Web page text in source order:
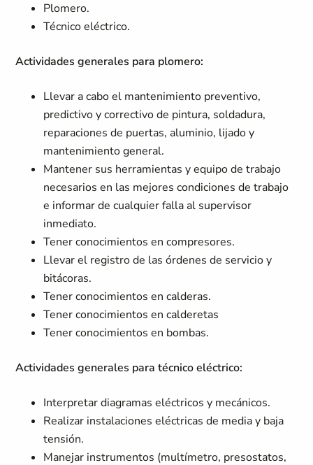
Plomero.
Técnico eléctrico.
Actividades generales para plomero:
Llevar a cabo el mantenimiento preventivo,
predictivo y correctivo de pintura, soldadura,
reparaciones de puertas, aluminio, lijado y
mantenimiento general.
Mantener sus herramientas y equipo de trabajo
necesarios en las mejores condiciones de trabajo
e informar de cualquier falla al supervisor
inmediato.
Tener conocimientos en compresores.
Llevar el registro de las órdenes de servicio y
bitácoras.
Tener conocimientos en calderas.
Tener conocimientos en calderetas
Tener conocimientos en bombas.
Actividades generales para técnico eléctrico:
Interpretar diagramas eléctricos y mecánicos.
Realizar instalaciones eléctricas de media y baja
tensión.
Manejar instrumentos (multímetro, presostatos,